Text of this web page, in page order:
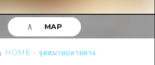
ช้อปปิ้ง
กีฬา
สถานบันเทิงยามค่ำคืน
อากิ
บิงโก
บิงโก
บิโฮคุ
เกโฮคุ
ลที่เป็นประโยชน์
รายการ
เข้าถึงเข้าถึง
HOME จุดหมายปลายทาง
MAP